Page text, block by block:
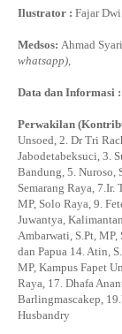
Ilustrator : Fajar
Medsos: Ahmad
whatsapp),
Data dan Informasi :
Perwakilan
Unsoed, 2. Dr Tri
Jabodetabeksuci, 3.
Bandung, 5. Nuroso,
Semarang Raya, 7.Ir.
MP, Solo Raya, 9.
Juwantya,
Ambarwati, S.Pt, MP,
dan Papua 14. Atin,
MP, Kampus Fapet
Raya, 17. Dhafa
Barlingmascakep,
Husbandry